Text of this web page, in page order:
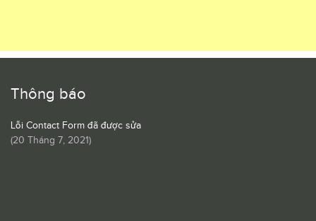
Thông báo
Lỗi Contact Form đã được sửa
(20 Tháng 7, 2021)